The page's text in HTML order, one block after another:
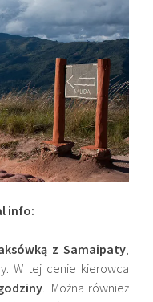
info:
z Samaipaty,
W tej cenie kierowca
. Można również